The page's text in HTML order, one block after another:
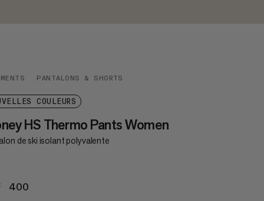
PANTALONS & SHORTS
COULEURS
HS Thermo Pants Women
de ski isolant polyvalente
400